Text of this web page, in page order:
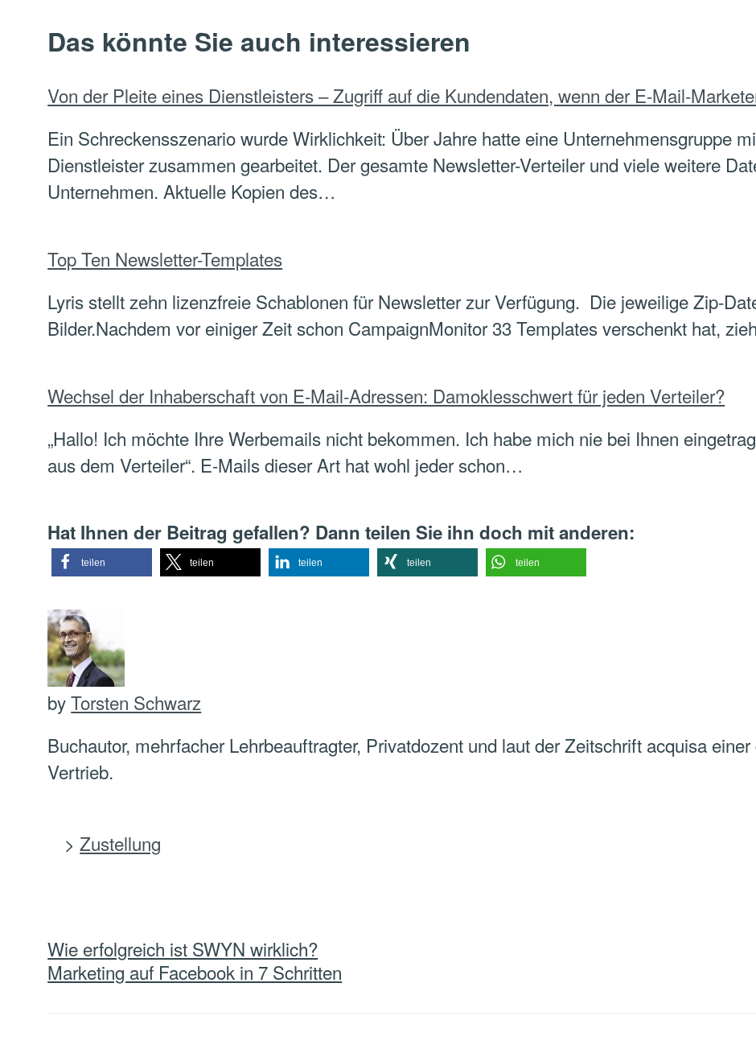
Das könnte Sie auch interessieren
Von der Pleite eines Dienstleisters – Zugriff auf die Kundendaten, wenn der E-Mail-
Ein Schreckensszenario wurde Wirklichkeit: Über Jahre hatte eine Unternehmensgruppe
Dienstleister zusammen gearbeitet. Der gesamte Newsletter-Verteiler und viele weitere
Unternehmen. Aktuelle Kopien des…
Top Ten Newsletter-Templates
Lyris stellt zehn lizenzfreie Schablonen für Newsletter zur Verfügung. Die jeweilige Zip-
Bilder.Nachdem vor einiger Zeit schon CampaignMonitor 33 Templates verschenkt hat,
Wechsel der Inhaberschaft von E-Mail-Adressen: Damoklesschwert für jeden Verteiler?
„Hallo! Ich möchte Ihre Werbemails nicht bekommen. Ich habe mich nie bei Ihnen
aus dem Verteiler“. E-Mails dieser Art hat wohl jeder schon…
Hat Ihnen der Beitrag gefallen? Dann teilen Sie ihn doch mit anderen:
teilen teilen teilen teilen teilen
byTorsten Schwarz
Buchautor, mehrfacher Lehrbeauftragter, Privatdozent und laut der Zeitschrift acquisa
Vertrieb.
Zustellung
Navigation
innerhalb
Wie erfolgreich ist SWYN wirklich?
Marketing auf Facebook in 7 Schritten